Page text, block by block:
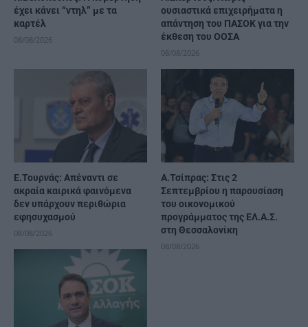
έχει κάνει “ντηλ” με τα
καρτέλ
08/08/2026
ουσιαστικά επιχειρήματα η
απάντηση του ΠΑΣΟΚ για την
έκθεση του ΟΟΣΑ
08/08/2026
Ε.Τουρνάς: Απέναντι σε
ακραία καιρικά φαινόμενα
δεν υπάρχουν περιθώρια
εφησυχασμού
08/08/2026
Α.Τσίπρας: Στις 2
Σεπτεμβρίου η παρουσίαση
του οικονομικού
προγράμματος της ΕΛ.Α.Σ.
στη Θεσσαλονίκη
08/08/2026